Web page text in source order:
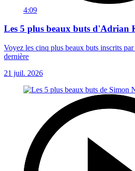
4:09
Les 5 plus beaux buts d'Adrian
Voyez les cinq plus beaux buts inscrits
dernière
21 juil. 2026